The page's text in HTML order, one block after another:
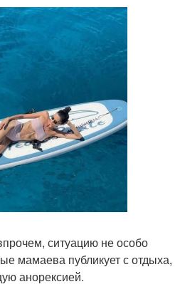
ситуацию не особо
мамаева публикует с отдыха,
анорексией.